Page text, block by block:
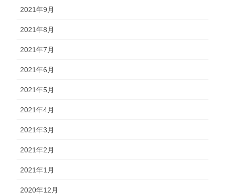
2021年9月
2021年8月
2021年7月
2021年6月
2021年5月
2021年4月
2021年3月
2021年2月
2021年1月
2020年12月